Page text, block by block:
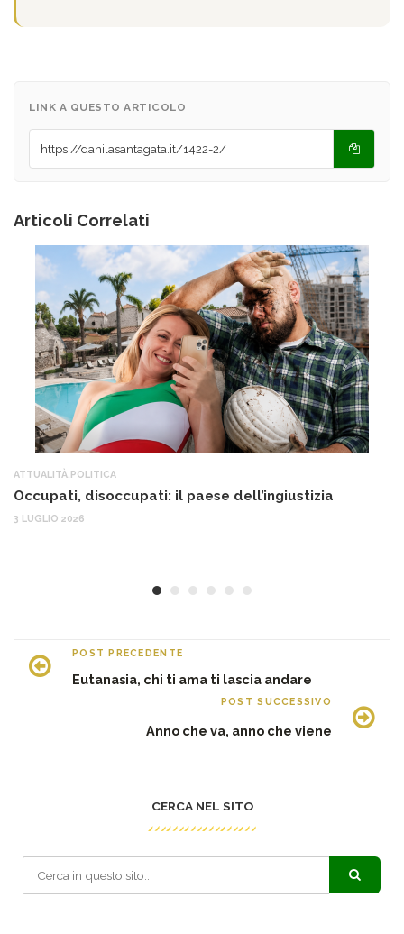
LINK A QUESTO ARTICOLO
Articoli Correlati
ATTUALITÀ, POLITICA
Occupati, disoccupati: il paese dell’ingiustizia
3 LUGLIO 2026
POST PRECEDENTE
Eutanasia, chi ti ama ti lascia andare
POST SUCCESSIVO
Anno che va, anno che viene
CERCA NEL SITO